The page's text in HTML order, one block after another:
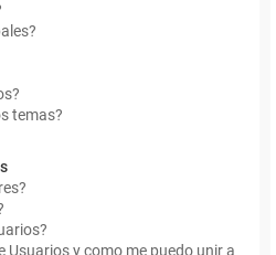
temas?
Usuarios y como me puedo unir a